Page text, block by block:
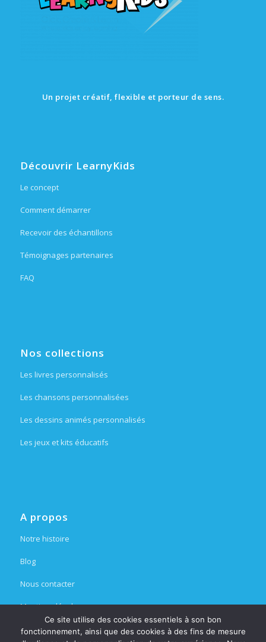
Un projet créatif, flexible et porteur de sens.
Découvrir LearnyKids
Le concept
Comment démarrer
Recevoir des échantillons
Témoignages partenaires
FAQ
Nos collections
Les livres personnalisés
Les chansons personnalisées
Les dessins animés personnalisés
Les jeux et kits éducatifs
A propos
Notre histoire
Blog
Nous contacter
Mentions légales
Espace partenaire
Ce site utilise des cookies essentiels à son bon
fonctionnement, ainsi que des cookies à des fins de mesure